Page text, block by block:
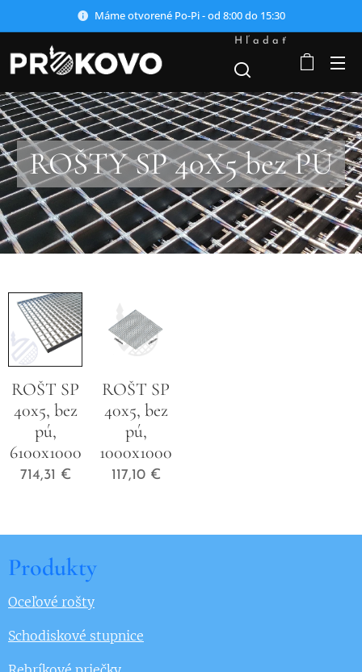
Máme otvorené Po-Pi - od 8:00 do 15:30
Hľadať
ROŠTY SP 40X5 bez PÚ
ROŠT SP
40x5, bez
pú,
6100x1000
714,31 €
ROŠT SP
40x5, bez
pú,
1000x1000
117,10€
Produkty
Oceľové rošty
Schodiskové stupnice